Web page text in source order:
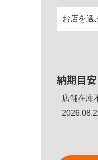
お店を選
納期目安
店舗在庫